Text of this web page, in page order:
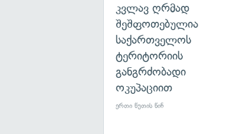
კვლავ ღრმად
შეშფოთებულია
საქართველოს
ტერიტორიის
განგრძობადი
ოკუპაციით
ერთი წუთის წინ